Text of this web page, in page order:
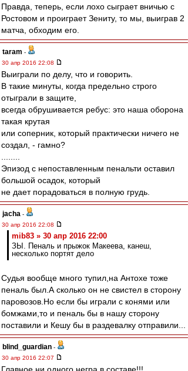
Правда, теперь, если лохо сыграет вничью с
Ростовом и проиграет Зениту, то мы, выиграв 2
матча, обходим его.
taram -
30 апр 2016 22:08
Выиграли по делу, что и говорить.
В такие минуты, когда предельно строго
отыграли в защите,
всегда обрушивается ребус: это наша оборона
такая крутая
или соперник, который практически ничего не
создал, - гамно?
Эпизод с непоставленным пенальти оставил
большой осадок, который
не дает порадоваться в полную грудь.
jacha -
30 апр 2016 22:08
mib83 » 30 апр 2016 22:00
ЗЫ. Пеналь и прыжок Макеева, канеш,
несколько портят дело
Судья вообще много тупил,на Антохе тоже
пеналь был.А сколько он не свистел в сторону
паровозов.Но если бы играли с конями или
бомжами,то и пеналь бы в нашу сторону
поставили и Кешу бы в раздевалку отправили...
blind_guardian -
30 апр 2016 22:07